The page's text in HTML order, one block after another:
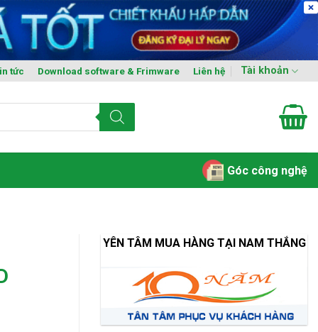
tức Download software & Frimware Liên hệ Tài khoản
Góc công nghệ
YÊN TÂM MUA HÀNG TẠI NAM THẮNG